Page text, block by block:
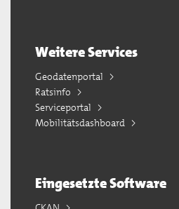
Weitere Services
Geodatenportal
Ratsinfo
Serviceportal
Mobilitätsdashboard
Eingesetzte Software